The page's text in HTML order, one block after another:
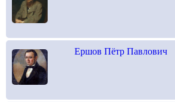
Ершов Пётр Павлович